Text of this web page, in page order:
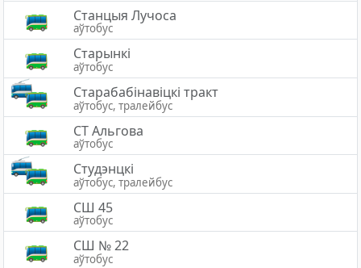
Станцыя Лучоса
аўтобус
Старынкі
аўтобус
Старабабінавіцкі тракт
аўтобус, тралейбус
СТ Альгова
аўтобус
Студэнцкі
аўтобус, тралейбус
СШ 45
аўтобус
СШ № 22
аўтобус